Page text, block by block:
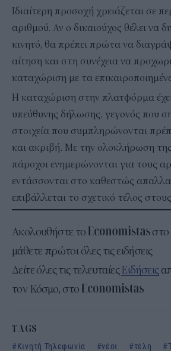
Ιδιαίτερη προσοχή χρειάζεται σε
αριθμού. Αν ο δικαιούχος θέλει να
κινητό, θα πρέπει πρώτα να
αίτηση και στη συνέχεια να
καταχώριση με τα
Η καταχώριση στην πλατφόρμα
υπεύθυνης δήλωσης, γεγονός που
στοιχεία που συμπληρώνονται
και ακριβή. Με την ολοκλήρωση της
πάροχοι ενημερώνονται για τους
εντάσσονται στο καθεστώς
επιβάλλεται το σχετικό τέλος
Ακολουθήστε το στο
μάθετε πρώτοι όλες τις ειδήσεις
Δείτε όλες τις τελευταίεςΕιδήσεις
τον Κόσμο, στο
TAGS
Κινητή Τηλεφωνία
νέοι τέλη